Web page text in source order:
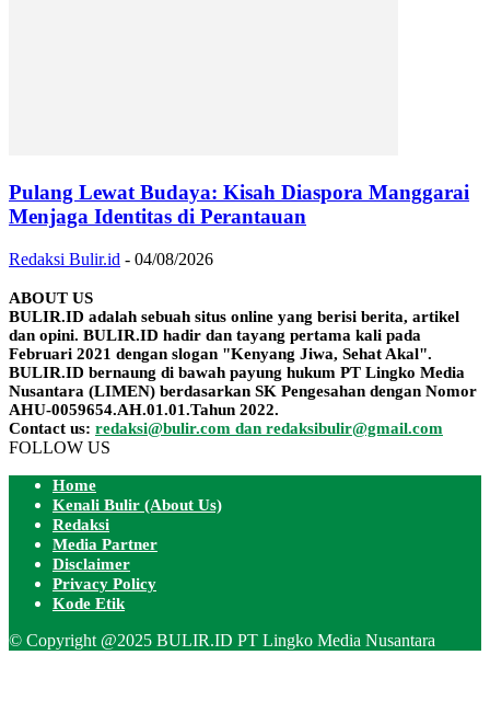
Pulang Lewat Budaya: Kisah Diaspora Manggarai
Menjaga Identitas di Perantauan
Redaksi Bulir.id - 04/08/2026
ABOUT US
BULIR.ID adalah sebuah situs online yang berisi berita, artikel
dan opini. BULIR.ID hadir dan tayang pertama kali pada
Februari 2021 dengan slogan "Kenyang Jiwa, Sehat Akal".
BULIR.ID bernaung di bawah payung hukum PT Lingko Media
Nusantara (LIMEN) berdasarkan SK Pengesahan dengan Nomor
AHU-0059654.AH.01.01.Tahun 2022.
Contact us: redaksi@bulir.com dan redaksibulir@gmail.com
FOLLOW US
Home
Kenali Bulir (About Us)
Redaksi
Media Partner
Disclaimer
Privacy Policy
Kode Etik
© Copyright @2025 BULIR.ID PT Lingko Media Nusantara